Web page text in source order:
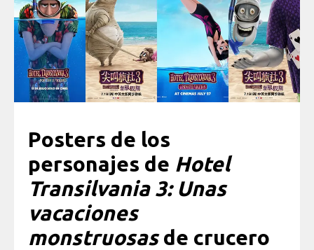
Posters de los
personajes de Hotel
Transilvania 3: Unas
vacaciones
monstruosasde crucero